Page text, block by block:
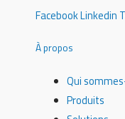
FacebookLinkedin
À propos
Qui
Produits